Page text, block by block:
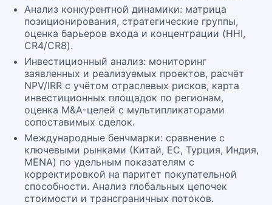
Анализ конкурентной динамики: матрица
позиционирования, стратегические группы,
оценка барьеров входа и концентрации (HHI,
CR4/CR8).
Инвестиционный анализ: мониторинг
заявленных и реализуемых проектов, расчёт
NPV/IRR с учётом отраслевых рисков, карта
инвестиционных площадок по регионам,
оценка M&A-целей с мультипликаторами
сопоставимых сделок.
Международные бенчмарки: сравнение с
ключевыми рынками (Китай, ЕС, Турция, Индия,
MENA) по удельным показателям с
корректировкой на паритет покупательной
способности. Анализ глобальных цепочек
стоимости и трансграничных потоков.